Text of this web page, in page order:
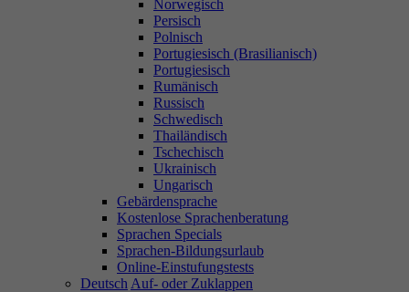
Norwegisch
Persisch
Polnisch
Portugiesisch (Brasilianisch)
Portugiesisch
Rumänisch
Russisch
Schwedisch
Thailändisch
Tschechisch
Ukrainisch
Ungarisch
Gebärdensprache
Kostenlose Sprachenberatung
Sprachen Specials
Sprachen-Bildungsurlaub
Online-Einstufungstests
Deutsch Auf- oder Zuklappen